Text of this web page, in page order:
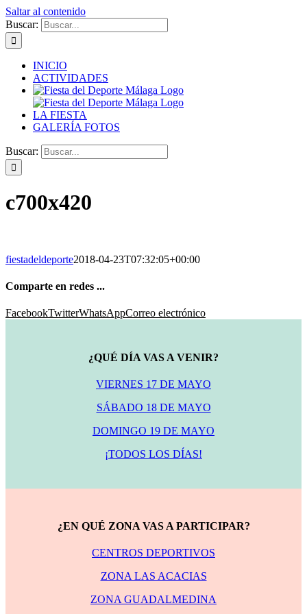
Saltar al contenido
Buscar:
INICIO
ACTIVIDADES
LA FIESTA
GALERÍA FOTOS
Buscar:
c700x420
fiestadeldeporte2018-04-23T07:32:05+00:00
Comparte en redes ...
FacebookTwitterWhatsAppCorreo electrónico
¿QUÉ DÍA VAS A VENIR?
VIERNES 17 DE MAYO
SÁBADO 18 DE MAYO
DOMINGO 19 DE MAYO
¡TODOS LOS DÍAS!
¿EN QUÉ ZONA VAS A PARTICIPAR?
CENTROS DEPORTIVOS
ZONA LAS ACACIAS
ZONA GUADALMEDINA